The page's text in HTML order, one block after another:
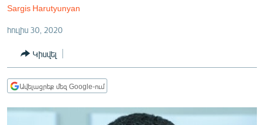
հիմնական
մենյուին
ՔԱՂԱՔԱԿԱՆ
ԸՆՏՐՈՒԹՅՈՒՆՆԵՐ 2026
ԻՐԱՎՈՒՆՔ
ՀԱՍԱՐԱԿՈՒԹՅՈՒՆ
Sargis Harutyunyan
հուլիս 30, 2020
Կիսվել
Ավելացրեք մեզ Google-ում